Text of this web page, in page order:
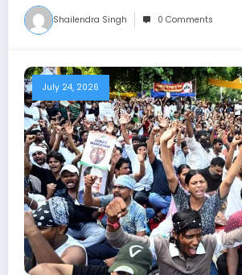
Shailendra Singh 0 Comments
July 24, 2026